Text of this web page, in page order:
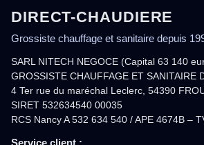
DIRECT-CHAUDIERE
Grossiste chauffage et sanitaire depuis
SARL NITECH NEGOCE (Capital 63 140
GROSSISTE CHAUFFAGE ET SANITAIRE
4 Ter rue du maréchal Leclerc, 54390
SIRET 532634540 00035
RCS Nancy A 532 634 540 / APE 4674B –